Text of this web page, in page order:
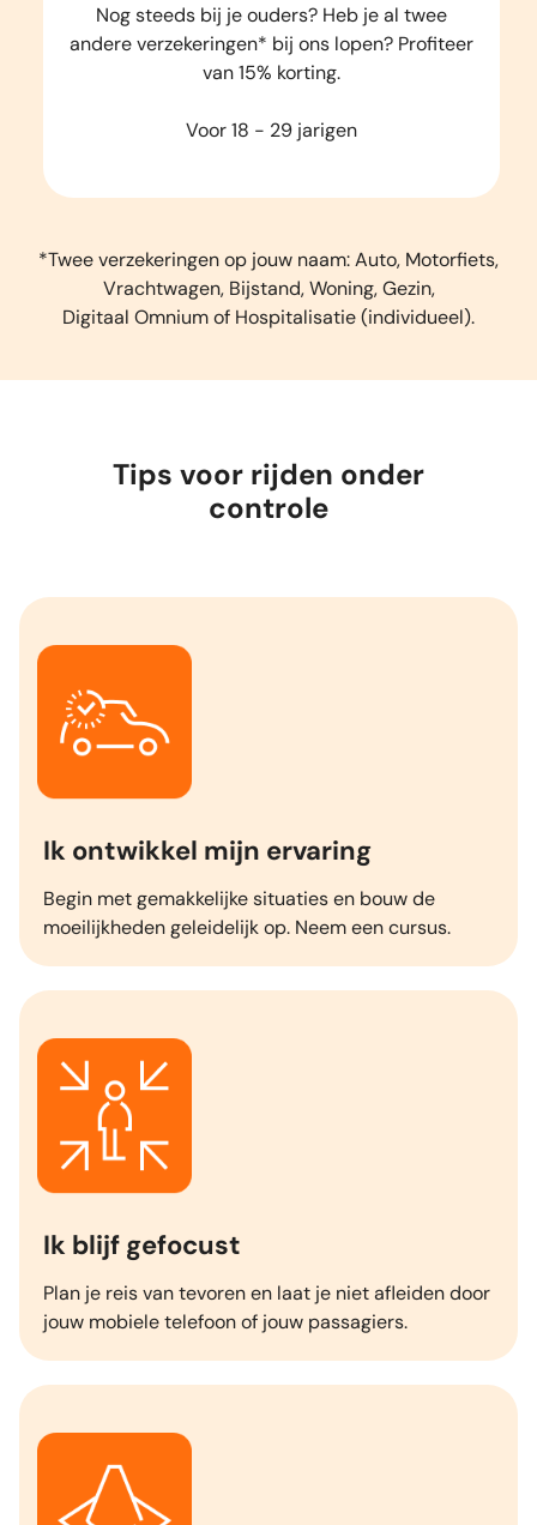
Nog steeds bij je ouders? Heb je al twee
andere verzekeringen* bij ons lopen? Profiteer
van 15% korting.
Voor 18 - 29 jarigen
*Twee verzekeringen op jouw naam: Auto, Motorfiets,
Vrachtwagen, Bijstand, Woning, Gezin,
Digitaal Omnium of Hospitalisatie (individueel).
Tips voor rijden onder
controle
Ik ontwikkel mijn ervaring
Begin met gemakkelijke situaties en bouw de
moeilijkheden geleidelijk op. Neem een cursus.
Ik blijf gefocust
Plan je reis van tevoren en laat je niet afleiden door
jouw mobiele telefoon of jouw passagiers.